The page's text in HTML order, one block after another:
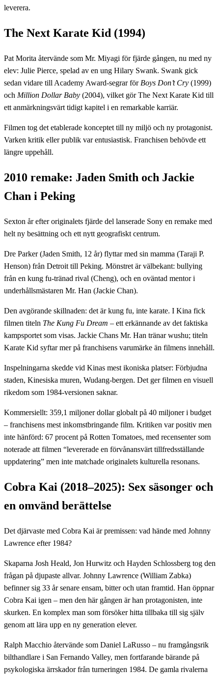
leverera.
The Next Karate Kid (1994)
Pat Morita återvände som Mr. Miyagi för fjärde gången, nu med ny
elev: Julie Pierce, spelad av en ung Hilary Swank. Swank gick
sedan vidare till Academy Award-segrar för Boys Don’t Cry (1999)
och Million Dollar Baby (2004), vilket gör The Next Karate Kid till
ett anmärkningsvärt tidigt kapitel i en remarkable karriär.
Filmen tog det etablerade konceptet till ny miljö och ny protagonist.
Varken kritik eller publik var entusiastisk. Franchisen behövde ett
längre uppehåll.
2010 remake: Jaden Smith och Jackie
Chan i Peking
Sexton år efter originalets fjärde del lanserade Sony en remake med
helt ny besättning och ett nytt geografiskt centrum.
Dre Parker (Jaden Smith, 12 år) flyttar med sin mamma (Taraji P.
Henson) från Detroit till Peking. Mönstret är välbekant: bullying
från en kung fu-tränad rival (Cheng), och en oväntad mentor i
underhållsmästaren Mr. Han (Jackie Chan).
Den avgörande skillnaden: det är kung fu, inte karate. I Kina fick
filmen titeln The Kung Fu Dream – ett erkännande av det faktiska
kampsportet som visas. Jackie Chans Mr. Han tränar wushu; titeln
Karate Kid syftar mer på franchisens varumärke än filmens innehåll.
Inspelningarna skedde vid Kinas mest ikoniska platser: Förbjudna
staden, Kinesiska muren, Wudang-bergen. Det ger filmen en visuell
rikedom som 1984-versionen saknar.
Kommersiellt: 359,1 miljoner dollar globalt på 40 miljoner i budget
– franchisens mest inkomstbringande film. Kritiken var positiv men
inte hänförd: 67 procent på Rotten Tomatoes, med recensenter som
noterade att filmen “levererade en förvånansvärt tillfredsställande
uppdatering” men inte matchade originalets kulturella resonans.
Cobra Kai (2018–2025): Sex säsonger och
en omvänd berättelse
Det djärvaste med Cobra Kai är premissen: vad hände med Johnny
Lawrence efter 1984?
Skaparna Josh Heald, Jon Hurwitz och Hayden Schlossberg tog den
frågan på djupaste allvar. Johnny Lawrence (William Zabka)
befinner sig 33 år senare ensam, bitter och utan framtid. Han öppnar
Cobra Kai igen – men den här gången är han protagonisten, inte
skurken. En komplex man som försöker hitta tillbaka till sig själv
genom att lära upp en ny generation elever.
Ralph Macchio återvände som Daniel LaRusso – nu framgångsrik
bilthandlare i San Fernando Valley, men fortfarande bärande på
psykologiska ärrskador från turneringen 1984. De gamla rivalerna